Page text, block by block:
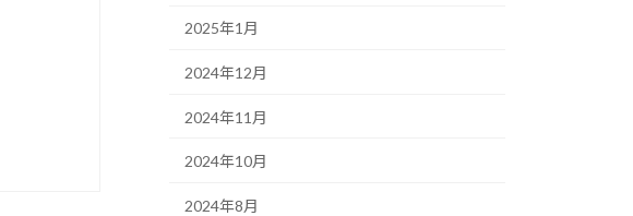
2025年1月
2024年12月
2024年11月
2024年10月
2024年8月